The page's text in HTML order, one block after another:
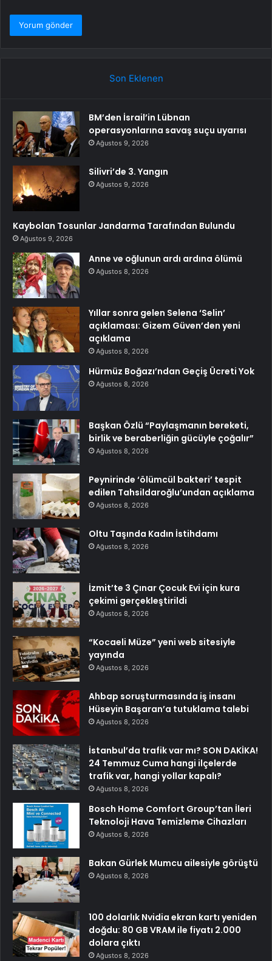
Son Eklenen
BM’den İsrail’in Lübnan
operasyonlarına savaş suçu uyarısı
Ağustos 9, 2026
Silivri’de 3. Yangın
Ağustos 9, 2026
Kaybolan Tosunlar Jandarma Tarafından Bulundu
Ağustos 9, 2026
Anne ve oğlunun ardı ardına ölümü
Ağustos 8, 2026
Yıllar sonra gelen Selena ‘Selin’
açıklaması: Gizem Güven’den yeni
açıklama
Ağustos 8, 2026
Hürmüz Boğazı’ndan Geçiş Ücreti Yok
Ağustos 8, 2026
Başkan Özlü “Paylaşmanın bereketi,
birlik ve beraberliğin gücüyle çoğalır”
Ağustos 8, 2026
Peynirinde ‘ölümcül bakteri’ tespit
edilen Tahsildaroğlu’undan açıklama
Ağustos 8, 2026
Oltu Taşında Kadın İstihdamı
Ağustos 8, 2026
İzmit’te 3 Çınar Çocuk Evi için kura
çekimi gerçekleştirildi
Ağustos 8, 2026
“Kocaeli Müze” yeni web sitesiyle
yayında
Ağustos 8, 2026
Ahbap soruşturmasında iş insanı
Hüseyin Başaran’a tutuklama talebi
Ağustos 8, 2026
İstanbul’da trafik var mı? SON DAKİKA!
24 Temmuz Cuma hangi ilçelerde
trafik var, hangi yollar kapalı?
Ağustos 8, 2026
Bosch Home Comfort Group’tan İleri
Teknoloji Hava Temizleme Cihazları
Ağustos 8, 2026
Bakan Gürlek Mumcu ailesiyle görüştü
Ağustos 8, 2026
100 dolarlık Nvidia ekran kartı yeniden
doğdu: 80 GB VRAM ile fiyatı 2.000
dolara çıktı
Ağustos 8, 2026